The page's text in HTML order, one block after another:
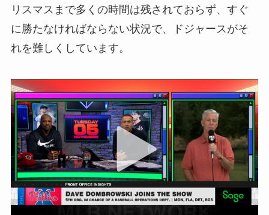
リスマスまで多くの時間は残されておらず、すぐ
に勝たなければならない状況で、ドジャースがそ
れを難しくしています。